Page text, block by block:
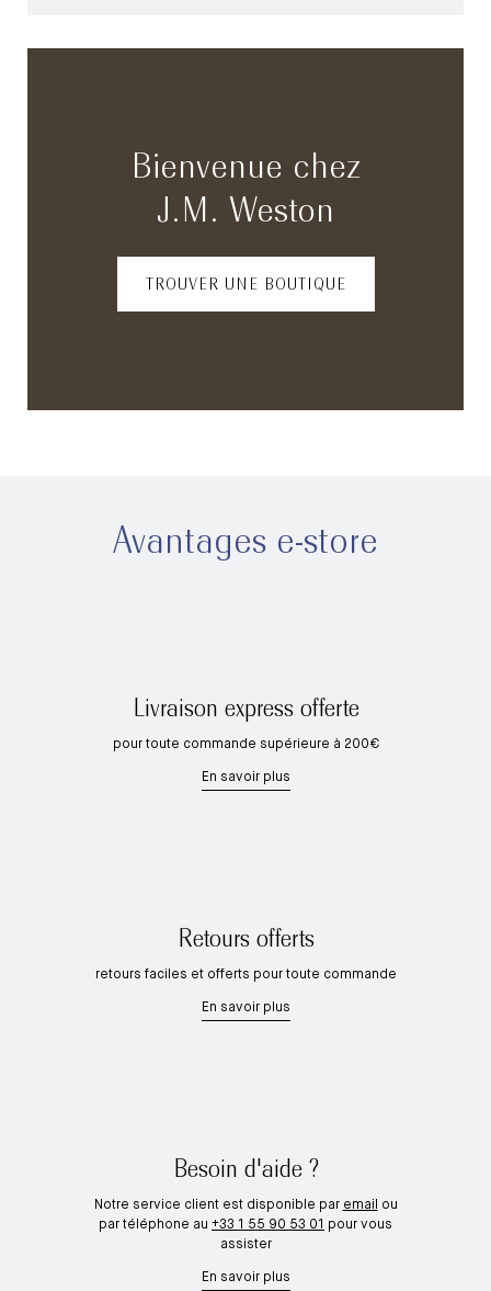
Bienvenue chez
J.M. Weston
TROUVER UNE BOUTIQUE
Avantages e-store
Livraison express offerte
pour toute commande supérieure à 200€
En savoir plus
Retours offerts
retours faciles et offerts pour toute commande
En savoir plus
Besoin d'aide ?
Notre service client est disponible par email
ou
par téléphone au +33 1 55 90 53 01 pour vous
assister
En savoir plus